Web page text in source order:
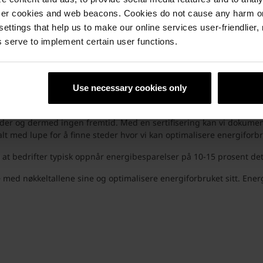
cookies and web beacons. Cookies do not cause any harm
that help us to make our online services user-friendlier,
to implement certain user functions.
Use necessary cookies only
2020 til 2024 og være CO2-nøytrale i 2050.
på å forbruke mindre energi, er jeg overbevist om at vi når
teglstein
produkter.
og dermed ingen fremtid. Med en sertifisering kan vi
med lupe for å finne steder hvor vi kan optimalisere
bedrifter typisk oppnår energibesparelser på 10-15 prosent
nøkkeltallene sine og optimalisere energiforbruket sitt.